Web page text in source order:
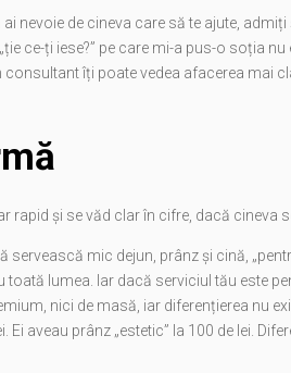
nevoie de cineva care să te ajute, admiți
ce-ți iese?” pe care mi-a pus-o soția nu
îți poate vedea afacerea mai
și se văd clar în cifre, dacă cineva
mic dejun, prânz și cină,
lumea. Iar dacă serviciul tău este
nici de masă, iar diferențierea nu
aveau prânz „estetic” la 100 de lei.